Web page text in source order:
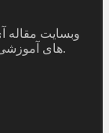
های آموزشی آی تی و کامپیوتر شروع به فعالیت کرده است.